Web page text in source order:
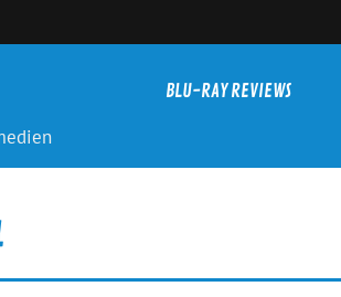
BLU-RAY REVIEWS